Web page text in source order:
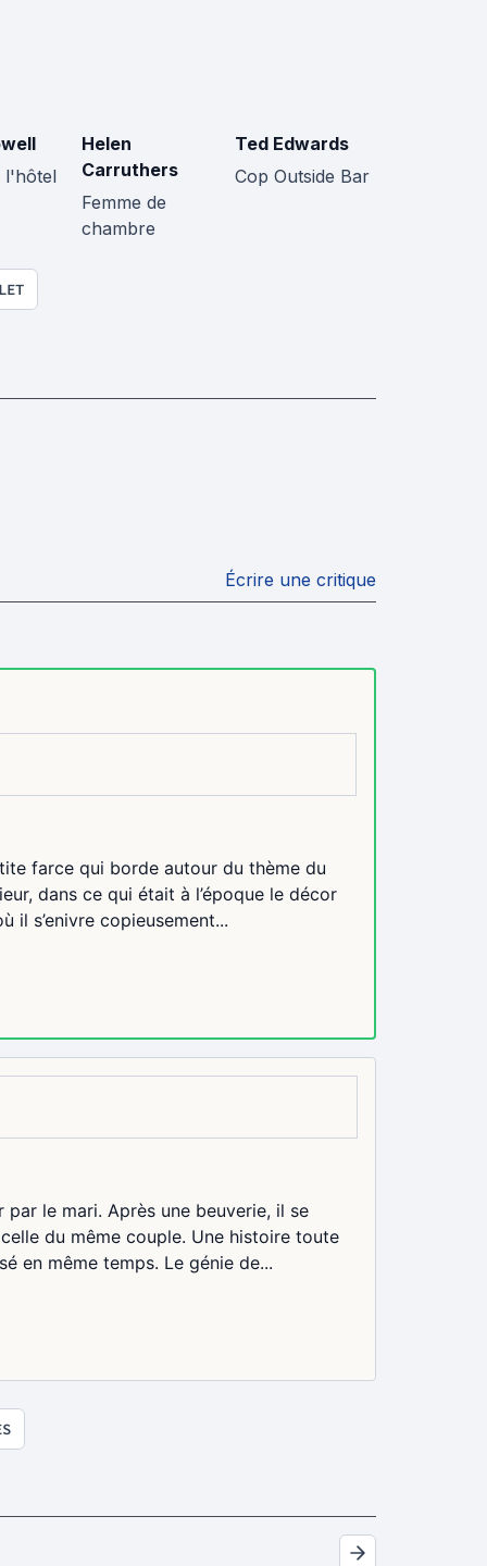
l'hôtel
Helen
Carruthers
Femme de
chambre
Ted Edwards
Cop Outside Bar
Écrire une critique
farce qui borde autour du thème du
dans ce qui était à l’époque le décor
il s’enivre copieusement...
le mari. Après une beuverie, il se
du même couple. Une histoire toute
en même temps. Le génie de...